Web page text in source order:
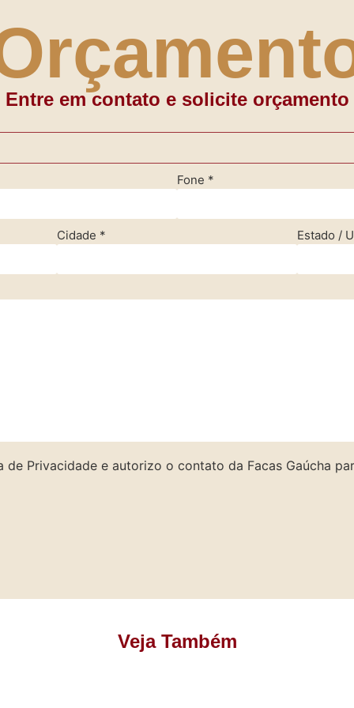
Entre em contato e solicite orçamento
Fone *
Cidade * Estado /
Privacidade e autorizo o contato da Facas Gaúcha
Veja Também